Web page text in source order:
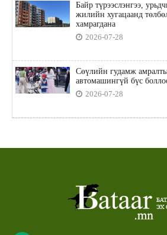
Байр түрээслэнгээ,
жилийн хугацаанд
хамрагдана
2026-07-28
Сөүлийн гудамж
автомашингүй бүс
2026-07-28